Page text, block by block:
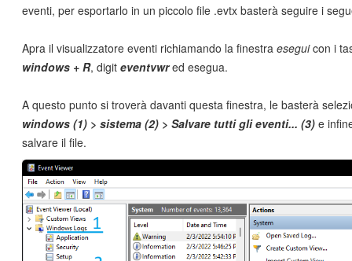
eventi, per esportarlo in un piccolo file .evtx basterà seguire i
Apra il visualizzatore eventi richiamando la finestra eseguicon i
windows + R, digit eventvwred esegua.
A questo punto si troverà davanti questa finestra, le basterà
windows (1) > sistema (2) > Salvare tutti gli eventi... (3) e
salvare il file.